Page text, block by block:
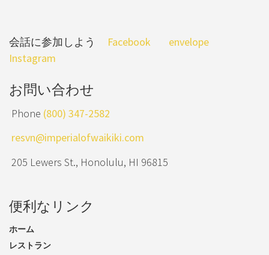
会話に参加しよう Facebook
envelope
Instagram
お問い合わせ
Phone (800) 347-2582
resvn@imperialofwaikiki.com
205 Lewers St., Honolulu, HI 96815
便利なリンク
ホーム
レストラン